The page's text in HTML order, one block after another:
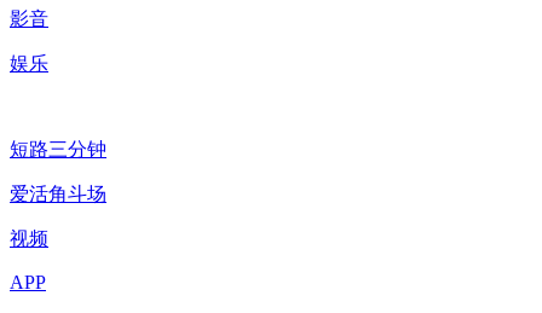
影音
娱乐
短路三分钟
爱活角斗场
视频
APP